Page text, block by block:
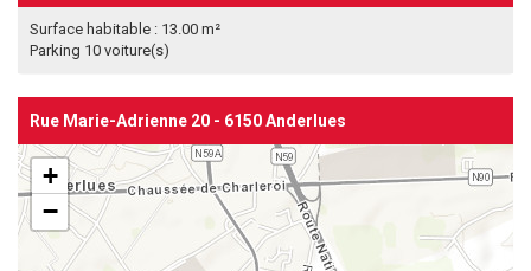
Surface habitable : 13.00 m²
Parking 10 voiture(s)
Rue Marie-Adrienne 20 - 6150 Anderlues
+
−